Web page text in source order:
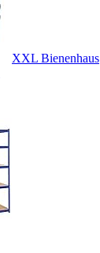
XXL Bienenhaus